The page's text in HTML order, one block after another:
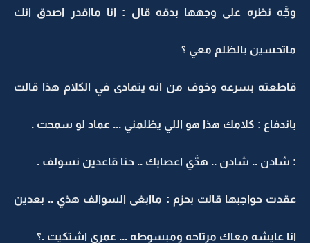
وجَّه نظره على وجهها بدقه قال : انا مااقدر اصدق انك
ماتحسين بالظلم معي ؟
قاطعته بسرعه وخوف من انه يتمادى في الكلام هذا قالت
باندفاع : كلامك هذا هو اللي يظلمني ... عماد لو سمحت .
: شادن .. شادن .. هدَّي اعصابك .. حنا قاعدين نسولف .
عقدت حواجبها قالت بحزم : ماابغى السوالف هذي .. بعدين
انا عايشه معاك مرتاحه ومبسوطه ... عمري اشتكيت .؟